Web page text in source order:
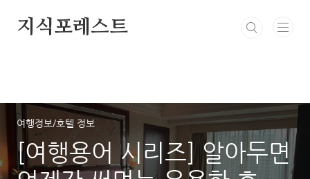
지식포레스트
여행정보/호텔 정보
[여행용어 시리즈] 알아두면